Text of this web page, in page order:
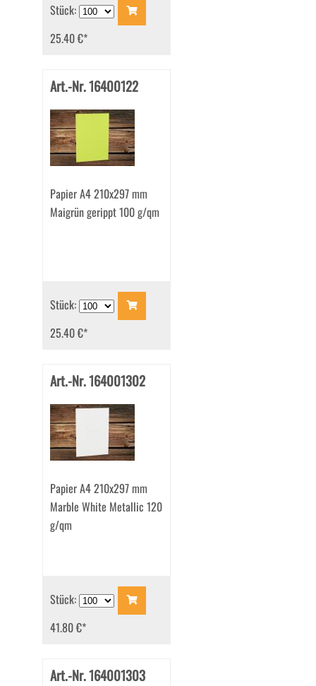
Stück:
25.40 €*
Art.-Nr. 16400122
Papier A4 210x297 mm
Maigrün gerippt 100 g/qm
Stück:
25.40 €*
Art.-Nr. 164001302
Papier A4 210x297 mm
Marble White Metallic 120
g/qm
Stück:
41.80 €*
Art.-Nr. 164001303